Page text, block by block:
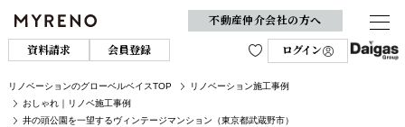
不動産仲介会社の方へ
資料請求
会員登録 ログイン
リノベーションのグローベルベイスTOP
リノベーション施工事例
おしゃれ｜リノベ施工事例
井の頭公園を一望するヴィンテージマンション（東京都武蔵野市）